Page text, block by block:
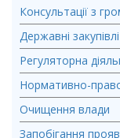
Консультації з
Державні закупівлі
Регуляторна
Нормативно-
Очищення влади
Запобігання